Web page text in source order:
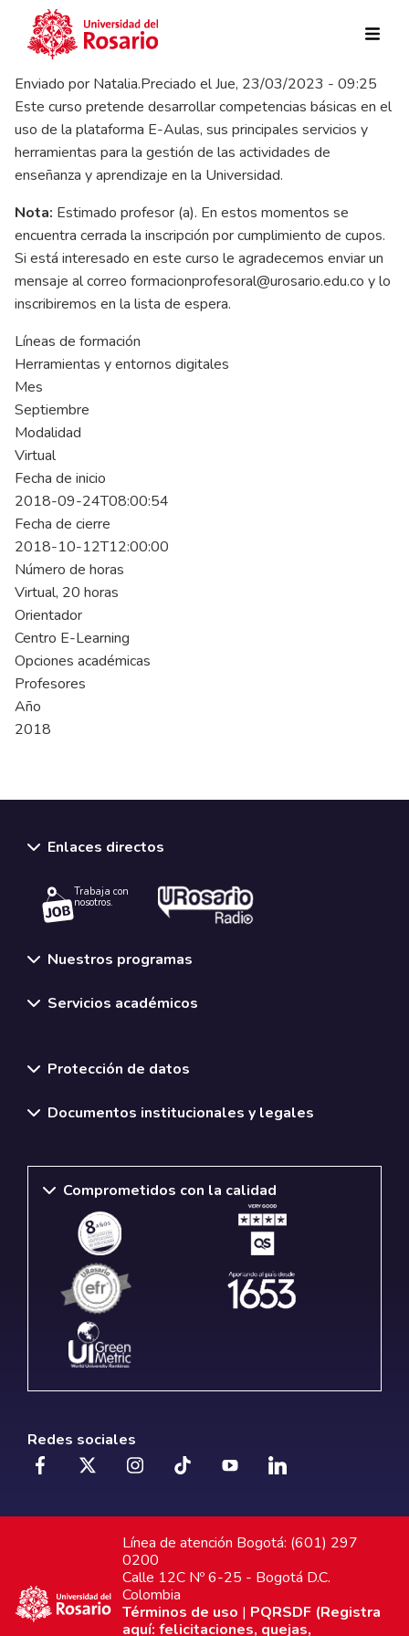
Pasar al contenido principal
Enviado por Natalia.Preciado elJue, 23/03/2023 - 09:25
Este curso pretende desarrollar competencias básicas en el
uso de la plataforma E-Aulas, sus principales servicios y
herramientas para la gestión de las actividades de
enseñanza y aprendizaje en la Universidad.
Nota: Estimado profesor (a). En estos momentos se
encuentra cerrada la inscripción por cumplimiento de cupos.
Si está interesado en este curso le agradecemos enviar un
mensaje al correo formacionprofesoral@urosario.edu.co y lo
inscribiremos en la lista de espera.
Líneas de formación
Herramientas y entornos digitales
Mes
Septiembre
Modalidad
Virtual
Fecha de inicio
2018-09-24T08:00:54
Fecha de cierre
2018-10-12T12:00:00
Número de horas
Virtual, 20 horas
Orientador
Centro E-Learning
Opciones académicas
Profesores
Año
2018
Enlaces directos
Trabaja con
nosotros.
Nuestros programas
Servicios académicos
Protección de datos
Documentos institucionales y legales
Comprometidos con la calidad
Redes sociales
Línea de atención Bogotá: (601) 297
0200
Calle 12C Nº 6-25 - Bogotá D.C.
Colombia
Términos de uso | PQRSDF (Registra
aquí: felicitaciones, quejas,